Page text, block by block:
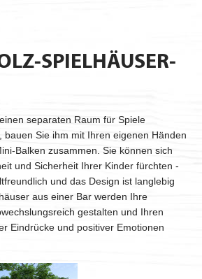
SPIELHÄUSER-
separaten Raum für Spiele
bauen Sie ihm mit Ihren eigenen Händen
Balken zusammen. Sie können sich
und Sicherheit Ihrer Kinder fürchten -
und das Design ist langlebig
aus einer Bar werden Ihre
gestalten und Ihren
Eindrücke und positiver Emotionen